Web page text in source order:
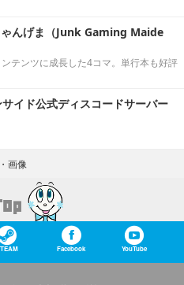
ゃんげま（Junk Gaming Maide
テンツに成長した4コマ。単行本も好評
イド公式ディスコードサーバー
画像
Facebook YouTube